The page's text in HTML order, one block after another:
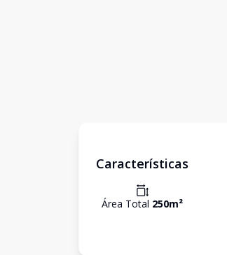
Características
Área Total 250m²